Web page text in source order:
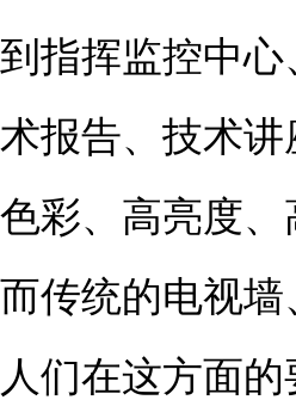
到指挥监控中
术报告、技术
色彩、高亮度
而传统的电视
人们在这方面的